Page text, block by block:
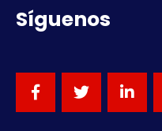
Síguenos